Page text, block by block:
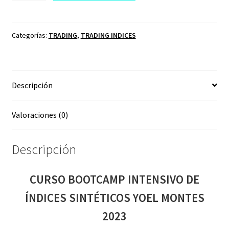
ÍNDICES
2023
Categorías: TRADING, TRADING INDICES
Descripción
Valoraciones (0)
Descripción
CURSO BOOTCAMP INTENSIVO DE
ÍNDICES SINTÉTICOS YOEL MONTES
2023